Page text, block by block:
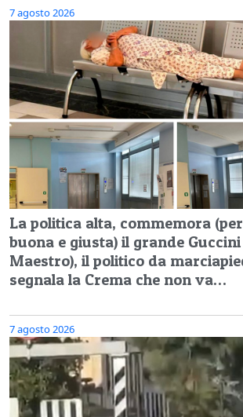
7 agosto 2026
La politica alta, commemora
buona e giusta) il grande Guccini
Maestro), il politico da
segnala la Crema che non va…
7 agosto 2026